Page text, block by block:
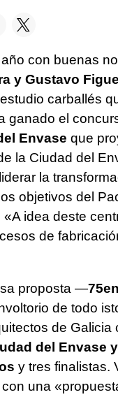
con buenas
y Gustavo
carballés
ganado el
Envase que
la Ciudad del
la
objetivos del
«A idea deste
de
proposta —
de todo
de
del Envase
y tres finalistas.
una